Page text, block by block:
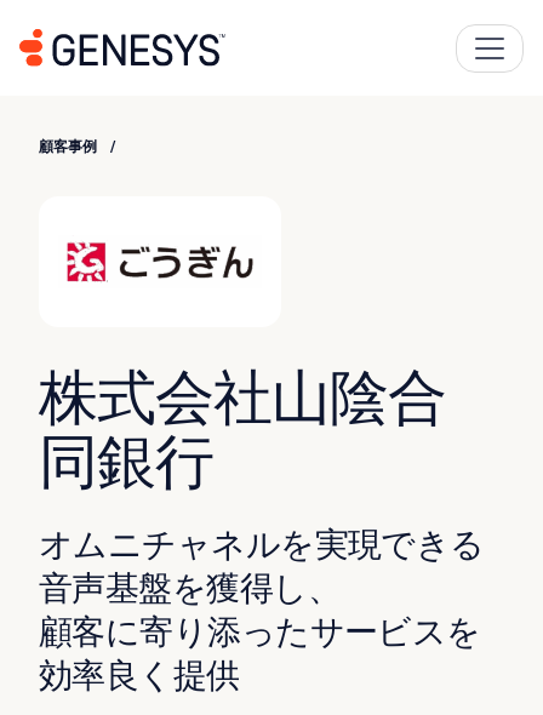
顧客事例
株式会社山陰合
同銀行
オムニチャネルを実現できる
音声基盤を獲得し、
顧客に寄り添ったサービスを
効率良く提供